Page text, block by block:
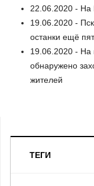
22.06.2020 - На
19.06.2020 -
останки ещё
19.06.2020 - На
обнаружено
жителей
ТЕГИ